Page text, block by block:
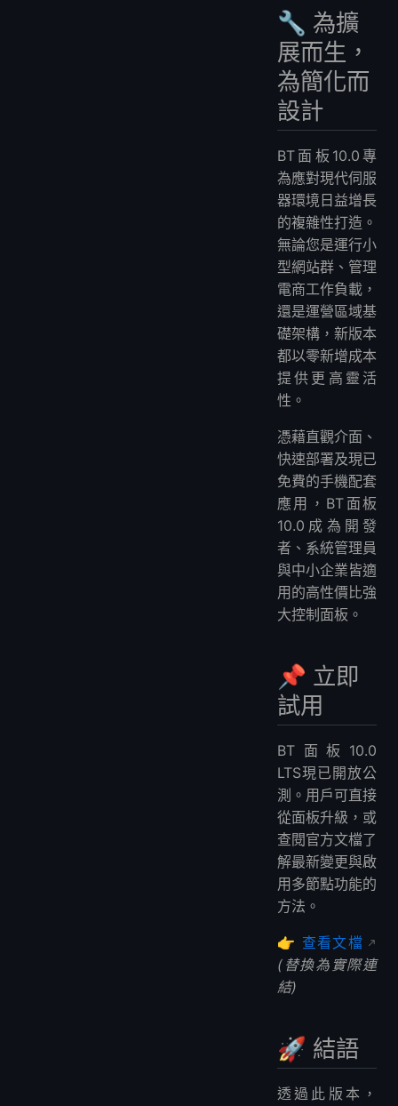
🔧 為擴
展而生，
為簡化而
設計
BT面板10.0專
為應對現代伺服
器環境日益增長
的複雜性打造。
無論您是運行小
型網站群、管理
電商工作負載，
還是運營區域基
礎架構，新版本
都以零新增成本
提供更高靈活
性。
憑藉直觀介面、
快速部署及現已
免費的手機配套
應用，BT面板
10.0成為開發
者、系統管理員
與中小企業皆適
用的高性價比強
大控制面板。
📌 立即
試用
BT面板10.0
LTS現已開放公
測。用戶可直接
從面板升級，或
查閱官方文檔了
解最新變更與啟
用多節點功能的
方法。
👉 查看文檔
(替換為實際連
結)
🚀 結語
透過此版本，